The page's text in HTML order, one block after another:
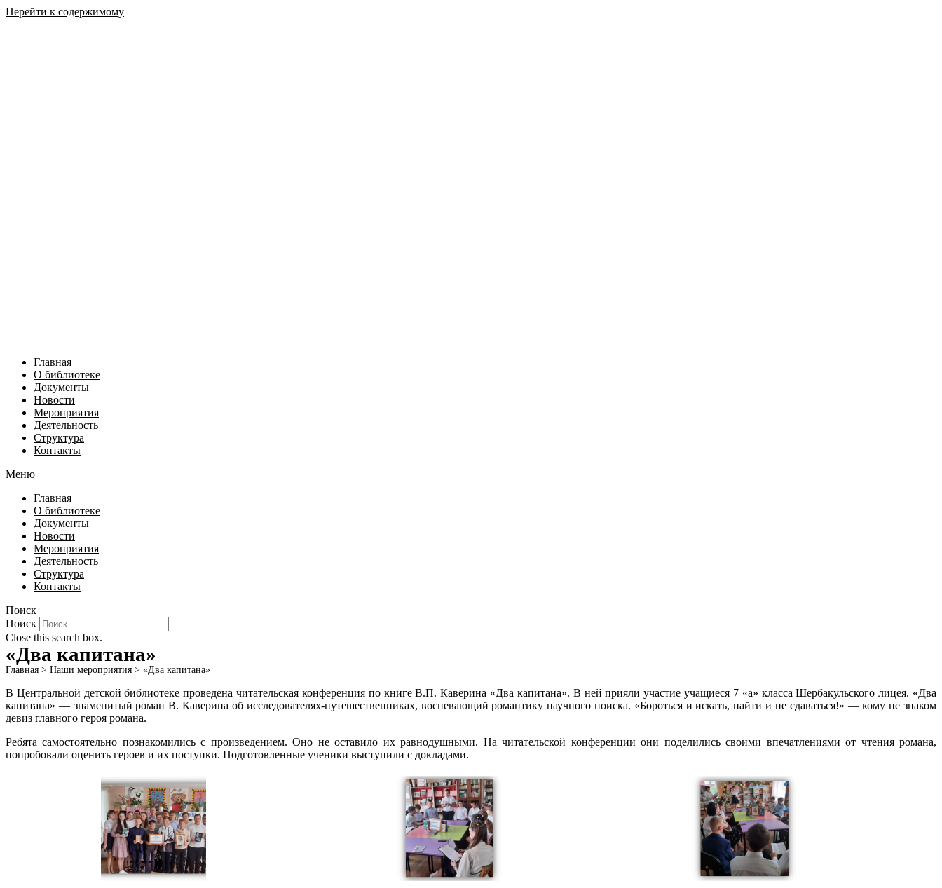
Перейти к содержимому
Главная
О библиотеке
Документы
Новости
Мероприятия
Деятельность
Структура
Контакты
Меню
Главная
О библиотеке
Документы
Новости
Мероприятия
Деятельность
Структура
Контакты
Поиск
Поиск
Close this search box.
«Два капитана»
Главная > Наши мероприятия > «Два капитана»
В Центральной детской библиотеке проведена читательская конференция по книге В.П. Каверина «Два капитана». В ней прияли участие учащиеся 7 «а» класса Шербакульского лицея. «Два
капитана» — знаменитый роман В. Каверина об исследователях-путешественниках, воспевающий романтику научного поиска. «Бороться и искать, найти и не сдаваться!» — кому не знаком
девиз главного героя романа.
Ребята самостоятельно познакомились с произведением. Оно не оставило их равнодушными. На читательской конференции они поделились своими впечатлениями от чтения романа,
попробовали оценить героев и их поступки. Подготовленные ученики выступили с докладами.